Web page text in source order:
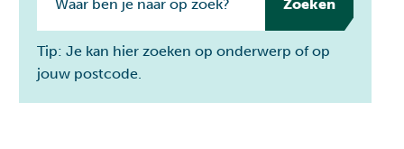
Zoeken
Tip: Je kan hier zoeken op onderwerp of op
jouw postcode.